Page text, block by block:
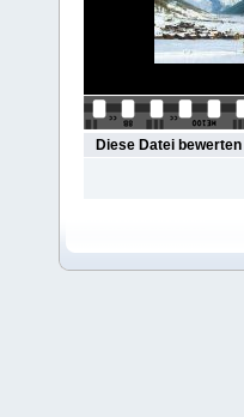
Diese Datei bewerten